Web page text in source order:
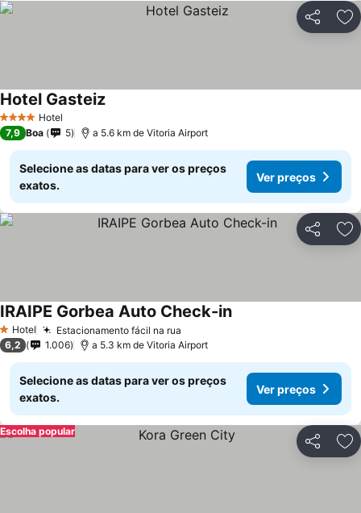
Partilhar
4 EstrelasHotel
Hotel GasteizVer preços
7,9 Boa 5 a 5.6 km de Vitoria Airport
Selecione as datas para ver os preços
exatos.
Ver preços
Partilhar
1 Estrelas
Hotel Estacionamento fácil na rua
IRAIPE Gorbea Auto Check-inVer preços
6,2 1.006 a 5.3 km de Vitoria Airport
Selecione as datas para ver os preços
exatos.
Ver preços
Partilhar
Escolha popular